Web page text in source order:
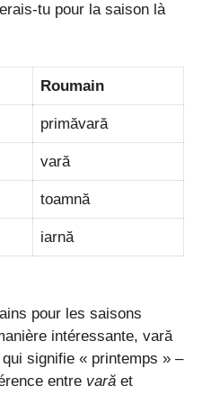
tu pour la saison là
Roumain
primăvară
vară
toamnă
iarnă
pour les saisons
intéressante, vară
signifie « printemps » –
entre vară et